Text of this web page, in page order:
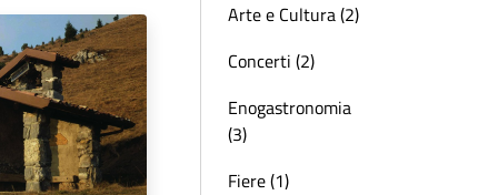
Arte e Cultura (2)
Concerti (2)
Enogastronomia
(3)
Fiere (1)